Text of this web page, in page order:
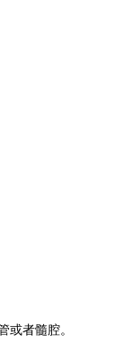
者髓腔。